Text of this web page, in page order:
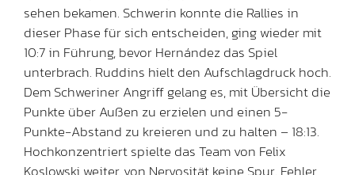
sehen bekamen. Schwerin konnte die Rallies in
dieser Phase für sich entscheiden, ging wieder mit
10:7 in Führung, bevor Hernández das Spiel
unterbrach. Ruddins hielt den Aufschlagdruck hoch.
Dem Schweriner Angriff gelang es, mit Übersicht die
Punkte über Außen zu erzielen und einen 5-
Punkte-Abstand zu kreieren und zu halten – 18:13.
Hochkonzentriert spielte das Team von Felix
Koslowski weiter, von Nervosität keine Spur. Fehler